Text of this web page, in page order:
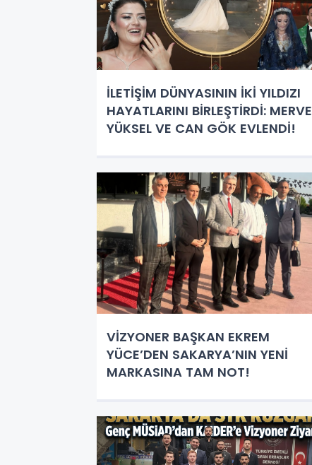
İLETİŞİM DÜNYASININ İKİ YILDIZI
HAYATLARINI BİRLEŞTİRDİ: MERVE
YÜKSEL VE CAN GÖK EVLENDİ!
VİZYONER BAŞKAN EKREM
YÜCE’DEN SAKARYA’NIN YENİ
MARKASINA TAM NOT!